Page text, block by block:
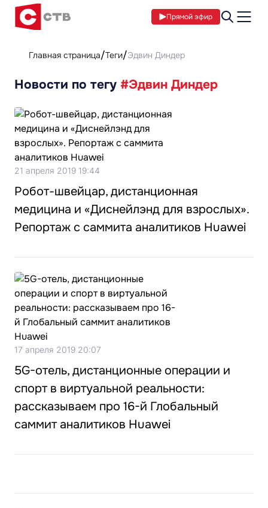
Прямой эфир
Главная страница Теги Эдвин Диндер
Новости по тегу #Эдвин Диндер
21 апреля 2019 19:44
Робот-швейцар, дистанционная
медицина и «Диснейлэнд для взрослых».
Репортаж с саммита аналитиков Huawei
17 апреля 2019 20:07
5G-отель, дистанционные операции и
спорт в виртуальной реальности:
рассказываем про 16-й Глобальный
саммит аналитиков Huawei